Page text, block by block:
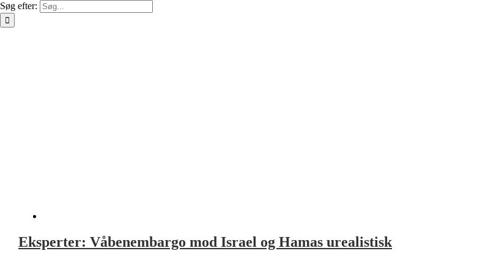
Søg efter:
Eksperter: Våbenembargo mod Israel og Hamas urealistisk